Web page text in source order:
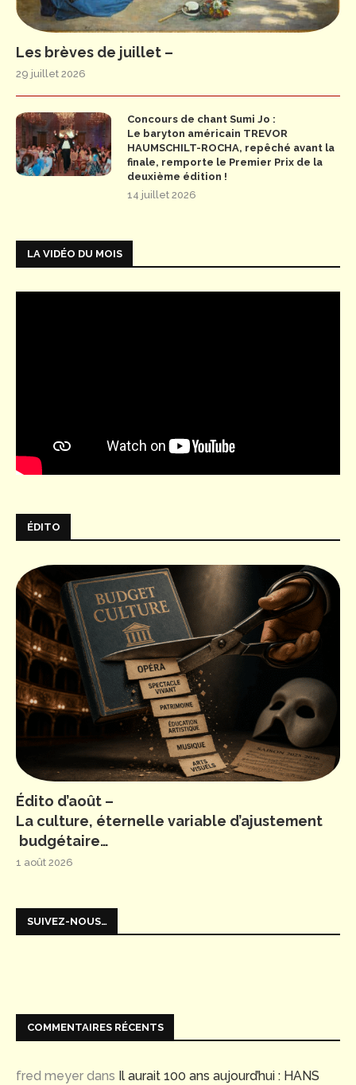
Les brèves de juillet –
29 juillet 2026
Concours de chant Sumi Jo :
Le baryton américain TREVOR
HAUMSCHILT-ROCHA, repêché avant la
finale, remporte le Premier Prix de la
deuxième édition !
14 juillet 2026
LA VIDÉO DU MOIS
ÉDITO
Édito d’août –
La culture, éternelle variable d’ajustement
budgétaire…
1 août 2026
SUIVEZ-NOUS…
COMMENTAIRES RÉCENTS
fred meyer dans Il aurait 100 ans aujourd’hui : HANS